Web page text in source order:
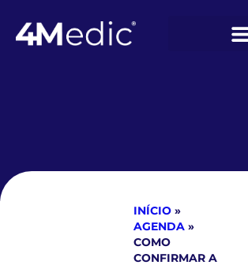
INÍCIO »
AGENDA »
COMO
CONFIRMAR A